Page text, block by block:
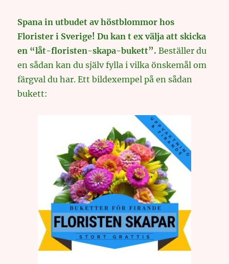
Spana in utbudet av höstblommor hos
Florister i Sverige! Du kan t ex välja att skicka
en “låt-floristen-skapa-bukett”. Beställer du
en sådan kan du själv fylla i vilka önskemål om
färgval du har. Ett bildexempel på en sådan
bukett: